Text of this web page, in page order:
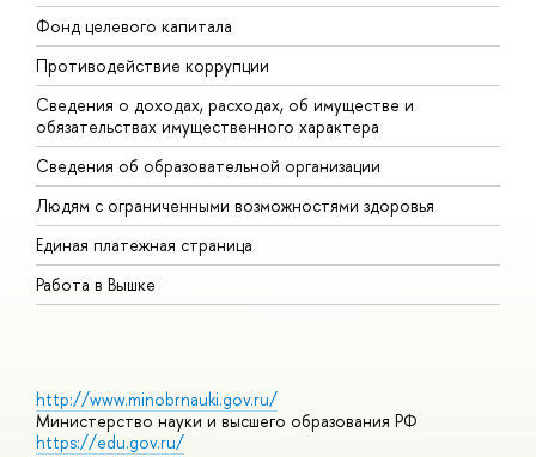
Фонд целевого капитала
Противодействие коррупции
Сведения о доходах, расходах, об имуществе и
обязательствах имущественного характера
Сведения об образовательной организации
Людям с ограниченными возможностями здоровья
Единая платежная страница
Работа в Вышке
http://www.minobrnauki.gov.ru/
Министерство науки и высшего образования РФ
https://edu.gov.ru/